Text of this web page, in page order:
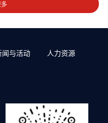
闻与活动
人力资源